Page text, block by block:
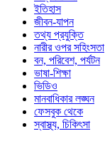
ইতিহাস
জীবন-যাপন
তথ্য প্রযুক্তি
নারীর ওপর সহিংসতা
বন, পরিবেশ, পর্যটন
ভাষা-শিক্ষা
ভিডিও
মানবাধিকার লঙ্ঘন
ফেসবুক থেকে
স্বাস্থ্য, চিকিৎসা